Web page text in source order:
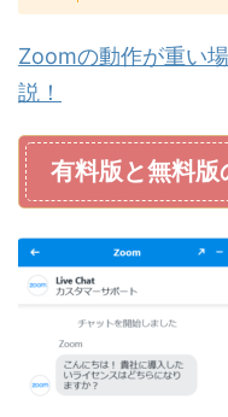
Zoomの動作が重い
説！
有料版と無料版